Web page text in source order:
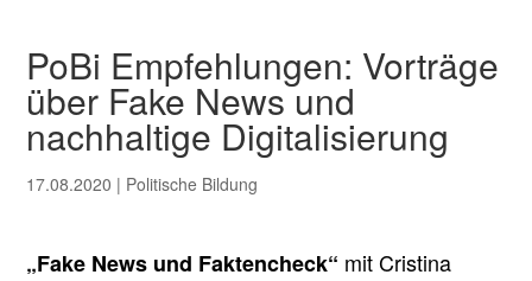
PoBi Empfehlungen: Vorträge
über Fake News und
nachhaltige Digitalisierung
17.08.2020 | Politische Bildung
„Fake News und Faktencheck“ mit Cristina